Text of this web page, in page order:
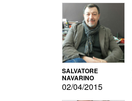
SALVATORE
NAVARINO
02/04/2015